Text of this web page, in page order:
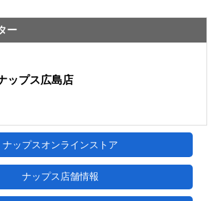
ー
ップス広島店
ナップスオンラインストア
ナップス店舗情報